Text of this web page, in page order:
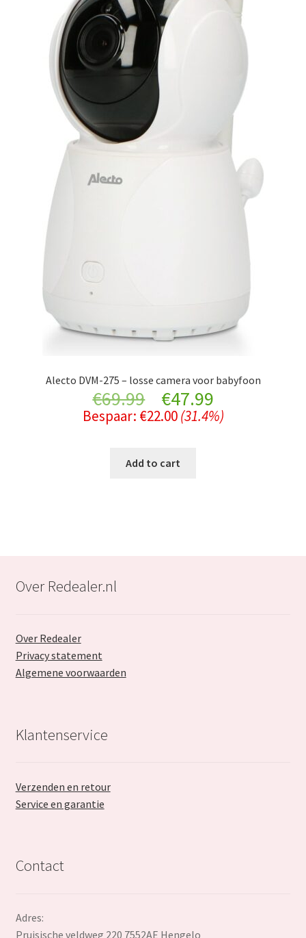
Alecto DVM-275 – losse camera voor babyfoon
€69.99
Original
price
was:
€47.99Current
price
Bespaar: €22.00 (31.4%)
Add to cart
Over Redealer.nl
Over Redealer
Privacy statement
Algemene voorwaarden
Klantenservice
Verzenden en retour
Service en garantie
Contact
Adres:
Pruisische veldweg 220 7552AE Hengelo